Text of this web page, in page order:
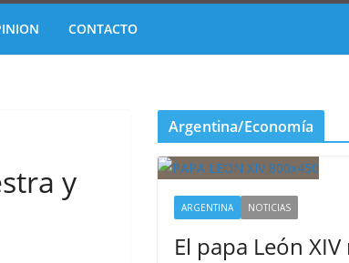
CONTACTO
y
Argentina/Economía
ARGENTINA NOTICIAS
El papa León